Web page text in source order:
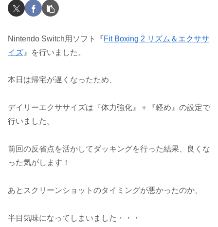
Nintendo Switch用ソフト『Fit Boxing 2 リズム＆エクササ
イズ 』を行いました。
本日は帰宅が遅くなったため、
デイリーエクササイズは『体力強化』＋『軽め』の設定で
行いました。
前回の反省点を活かしてダッキングを行った結果、良くな
った気がします！
あとスクリーンショットのタイミングが悪かったのか、
半目気味になってしまいました・・・